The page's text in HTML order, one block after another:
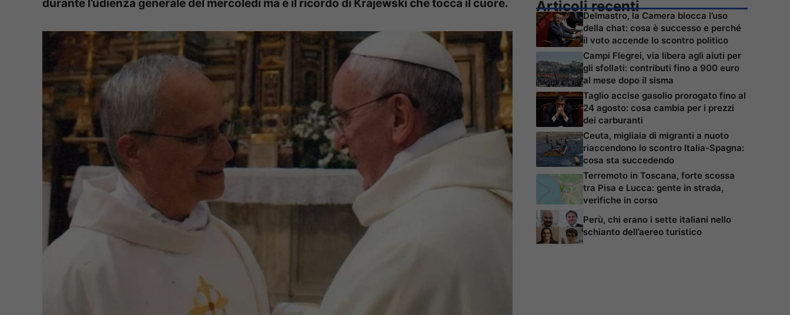
durante l’udienza generale del mercoledì ma è il ricordo di Krajewski che tocca il cuore. Articoli recenti
Delmastro, la Camera blocca l’uso
della chat: cosa è successo e perché
il voto accende lo scontro politico
Campi Flegrei, via libera agli aiuti per
gli sfollati: contributi fino a 900 euro
al mese dopo il sisma
Taglio accise gasolio prorogato fino al
24 agosto: cosa cambia per i prezzi
dei carburanti
Ceuta, migliaia di migranti a nuoto
riaccendono lo scontro Italia-Spagna:
cosa sta succedendo
Terremoto in Toscana, forte scossa
tra Pisa e Lucca: gente in strada,
verifiche in corso
Perù, chi erano i sette italiani nello
schianto dell’aereo turistico